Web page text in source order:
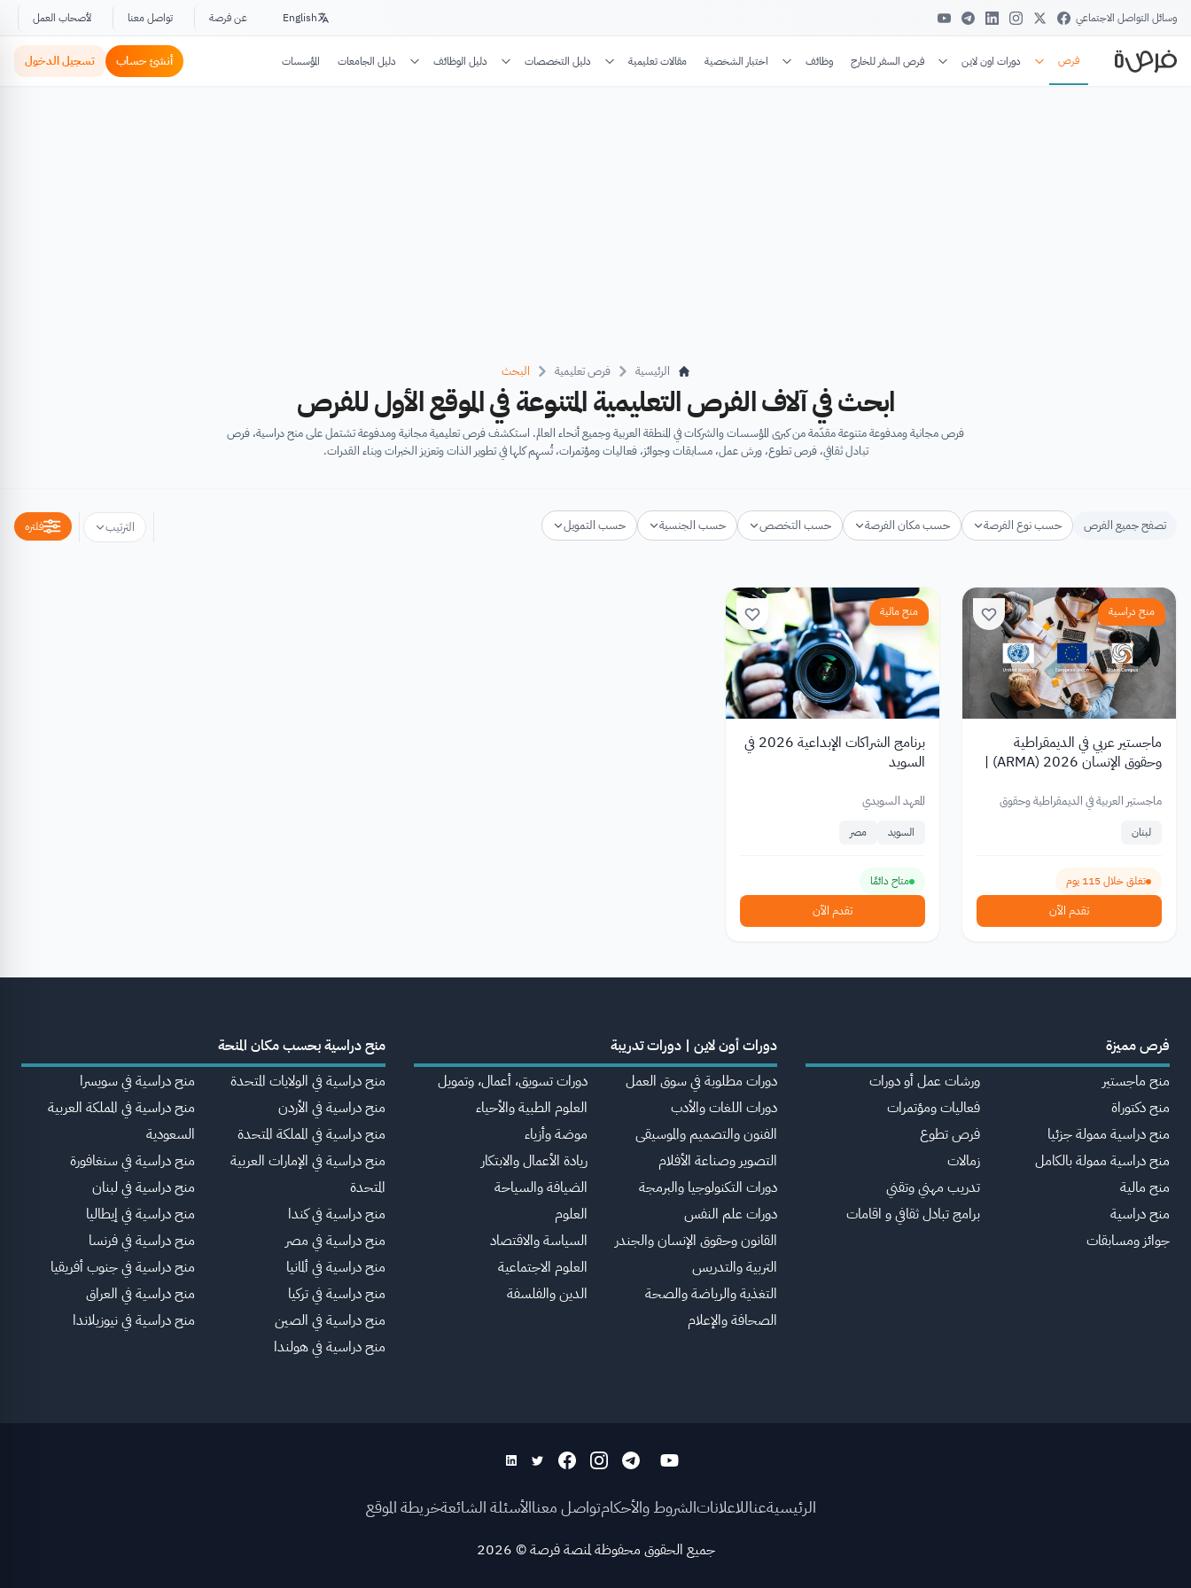
وسائل التواصل الاجتماعي English عن فرصة تواصل معنا لأصحاب العمل
فرص دورات اون لاين فرص السفر للخارج وظائف اختبار الشخصية مقالات تعليمية دليل التخصصات دليل الوظائف دليل الجامعات المؤسسات أنشئ حساب تسجيل الدخول
الرئيسية فرص تعليمية البحث
ابحث في آلاف الفرص التعليمية المتنوعة في الموقع الأول للفرص
فرص مجانية ومدفوعة متنوعة مقدّمة من كبرى المؤسسات والشركات في المنطقة العربية وجميع أنحاء العالم. استكشف فرص تعليمية مجانية ومدفوعة تشتمل على منح دراسية، فرص
تبادل ثقافي، فرص تطوع، ورش عمل، مسابقات وجوائز، فعاليات ومؤتمرات، تُسهِم كلها في تطوير الذات وتعزيز الخبرات وبناء القدرات.
تصفح جميع الفرص حسب نوع الفرصة حسب مكان الفرصة حسب التخصص حسب الجنسية حسب التمويل الترتيب فلتره
منح دراسية
ماجستير عربي في الديمقراطية
وحقوق الإنسان 2026 (ARMA) |
من ال European Union
ماجستير العربية في الديمقراطية وحقوق
لبنان
تغلق خلال 115 يوم
تقدم الآن
منح مالية
برنامج الشراكات الإبداعية 2026 في
السويد
المعهد السويدي
السويد مصر
متاح دائمًا
تقدم الآن
فرص مميزة
منح ماجستير
منح دكتوراة
منح دراسية ممولة جزئيا
منح دراسية ممولة بالكامل
منح مالية
منح دراسية
جوائز ومسابقات
ورشات عمل أو دورات
فعاليات ومؤتمرات
فرص تطوع
زمالات
تدريب مهني وتقني
برامج تبادل ثقافي و اقامات
دورات أون لاين | دورات تدريبة
دورات مطلوبة في سوق العمل
دورات اللغات والأدب
الفنون والتصميم والموسيقى
التصوير وصناعة الأفلام
دورات التكنولوجيا والبرمجة
دورات علم النفس
القانون وحقوق الإنسان والجندر
التربية والتدريس
التغذية والرياضة والصحة
الصحافة والإعلام
دورات تسويق، أعمال، وتمويل
العلوم الطبية والأحياء
موضة وأزياء
ريادة الأعمال والابتكار
الضيافة والسياحة
العلوم
السياسة والاقتصاد
العلوم الاجتماعية
الدين والفلسفة
منح دراسية بحسب مكان المنحة
منح دراسية في الولايات المتحدة
منح دراسية في الأردن
منح دراسية في المملكة المتحدة
منح دراسية في الإمارات العربية
المتحدة
منح دراسية في كندا
منح دراسية في مصر
منح دراسية في ألمانيا
منح دراسية في تركيا
منح دراسية في الصين
منح دراسية في هولندا
منح دراسية في سويسرا
منح دراسية في المملكة العربية
السعودية
منح دراسية في سنغافورة
منح دراسية في لبنان
منح دراسية في إيطاليا
منح دراسية في فرنسا
منح دراسية في جنوب أفريقيا
منح دراسية في العراق
منح دراسية في نيوزيلاندا
الرئيسيةعناللاعلاناتالشروط والأحكامتواصل معناالأسئلة الشائعةخريطة الموقع
جميع الحقوق محفوظة لمنصة فرصة©
2026